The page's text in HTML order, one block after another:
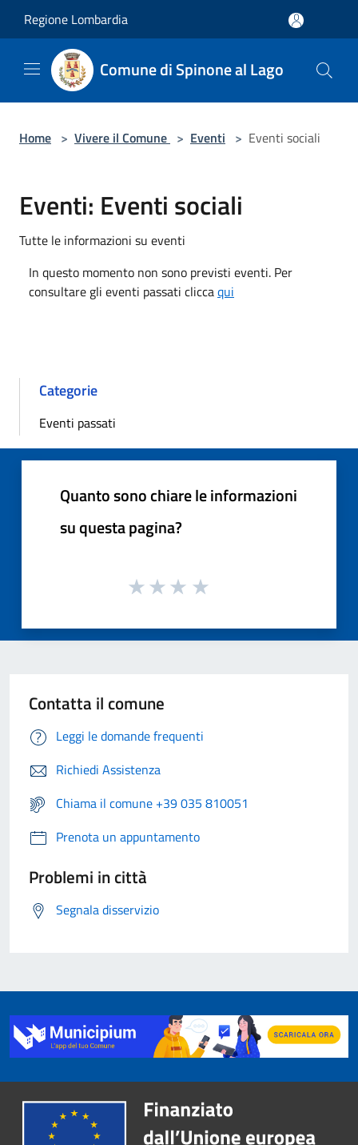
Regione Lombardia
Comune di Spinone al Lago
Home > Vivere il Comune > Eventi > Eventi sociali
Eventi: Eventi sociali
Tutte le informazioni su eventi
In questo momento non sono previsti eventi. Per
consultare gli eventi passati cliccaqui
Categorie
Eventi passati
Quanto sono chiare le informazioni
su questa pagina?
Contatta il comune
Leggi le domande frequenti
Richiedi Assistenza
Chiama il comune +39 035 810051
Prenota un appuntamento
Problemi in città
Segnala disservizio